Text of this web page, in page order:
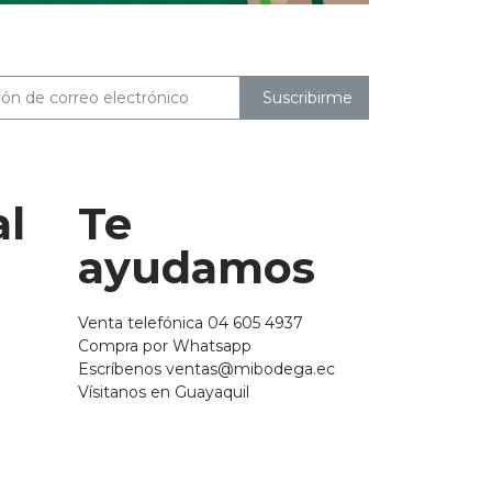
Suscribirme
Te
ayudamos
Venta telefónica 04 605 4937
Compra por Whatsapp
Escríbenos ventas@mibodega.ec
Vísitanos en Guayaquil